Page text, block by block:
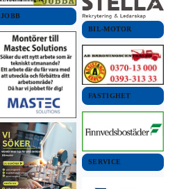
JOBB
BIL-MOTOR
FASTIGHET
SERVICE